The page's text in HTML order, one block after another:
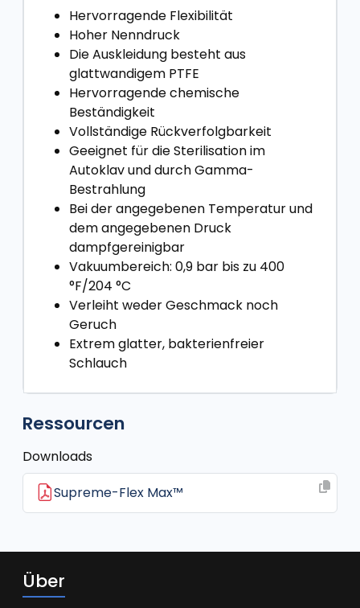
Hervorragende Flexibilität
Hoher Nenndruck
Die Auskleidung besteht aus
glattwandigem PTFE
Hervorragende chemische
Beständigkeit
Vollständige Rückverfolgbarkeit
Geeignet für die Sterilisation im
Autoklav und durch Gamma-
Bestrahlung
Bei der angegebenen Temperatur und
dem angegebenen Druck
dampfgereinigbar
Vakuumbereich: 0,9 bar bis zu 400
°F/204 °C
Verleiht weder Geschmack noch
Geruch
Extrem glatter, bakterienfreier
Schlauch
Ressourcen
Downloads
Supreme-Flex Max™
Über